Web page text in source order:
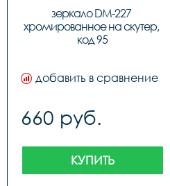
зеркало DM-227
хромированное на скутер,
код 95
добавить в сравнение
660 руб.
КУПИТЬ